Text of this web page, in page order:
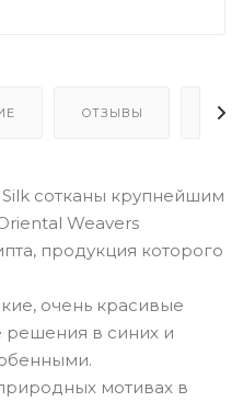
ОТЗЫВЫ
сотканы крупнейшим
Weavers
продукция которого
очень красивые
в синих и
мотивах в